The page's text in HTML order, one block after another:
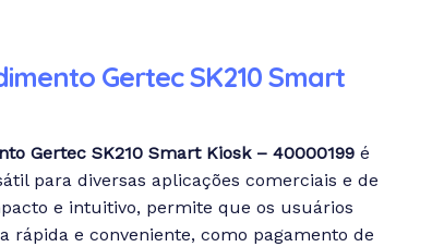
Gertec SK210 Smart
Gertec SK210 Smart Kiosk – 40000199 é
para diversas aplicações comerciais e de
e intuitivo, permite que os usuários
rápida e conveniente, como pagamento de